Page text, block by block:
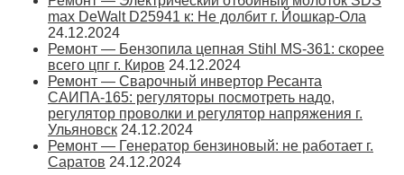
max DeWalt D25941 к: Не долбит г. Йошкар-Ола
24.12.2024
Ремонт — Бензопила цепная Stihl MS-361: скорее
всего цпг г. Киров 24.12.2024
Ремонт — Сварочный инвертор Ресанта
САИПА-165: регуляторы посмотреть надо,
регулятор проволки и регулятор напряжения г.
Ульяновск 24.12.2024
Ремонт — Генератор бензиновый: не работает г.
Саратов 24.12.2024